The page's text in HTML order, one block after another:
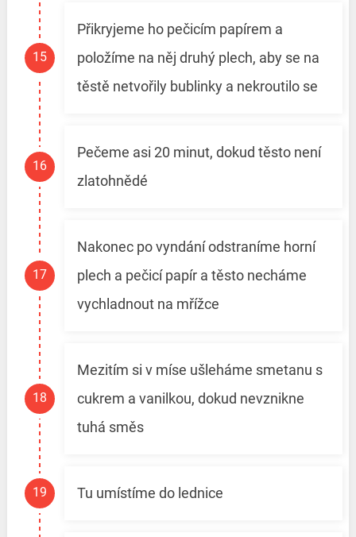
Přikryjeme ho pečicím papírem a
položíme na něj druhý plech, aby se na
těstě netvořily bublinky a nekroutilo se
Pečeme asi 20 minut, dokud těsto není
zlatohnědé
Nakonec po vyndání odstraníme horní
plech a pečicí papír a těsto necháme
vychladnout na mřížce
Mezitím si v míse ušleháme smetanu s
cukrem a vanilkou, dokud nevznikne
tuhá směs
Tu umístíme do lednice